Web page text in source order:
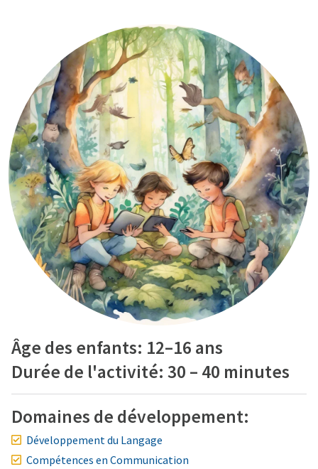
Âge des enfants: 12–16 ans
Durée de l'activité: 30 – 40 minutes
Domaines de développement:
Développement du Langage
Compétences en Communication